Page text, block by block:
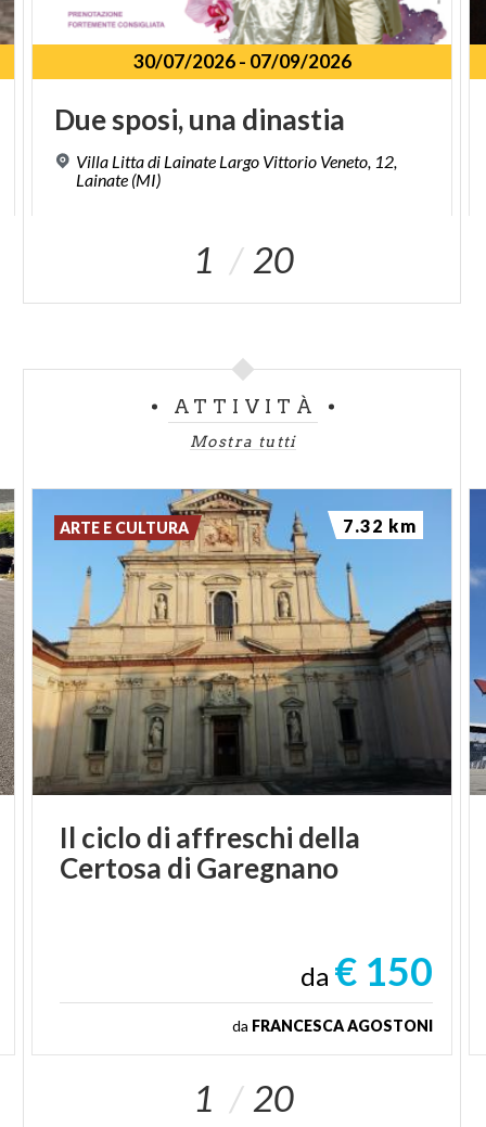
30/07/2026- 07/09/2026
Duesposi,una dinastia
Villa Litta di Lainate Largo Vittorio Veneto, 12,
Lainate (MI)
1 20
ATTIVITÀ
Mostra tutti
Il ciclodi affreschi della
Certosa di Garegnano
da € 150
da FRANCESCA AGOSTONI
ARTE E CULTURA 7.32 km
1 20